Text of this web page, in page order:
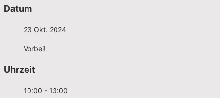
Datum
23 Okt. 2024
Vorbei!
Uhrzeit
10:00 - 13:00